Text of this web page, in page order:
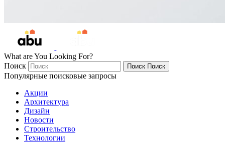
What are You Looking For?
Поиск
Поиск Поиск
Популярные поисковые запросы
Акции
Архитектура
Дизайн
Новости
Строительство
Технологии